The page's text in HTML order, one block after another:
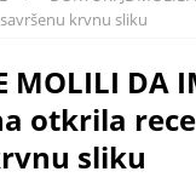
krvnu sliku
MOLILI DA
otkrila
sliku